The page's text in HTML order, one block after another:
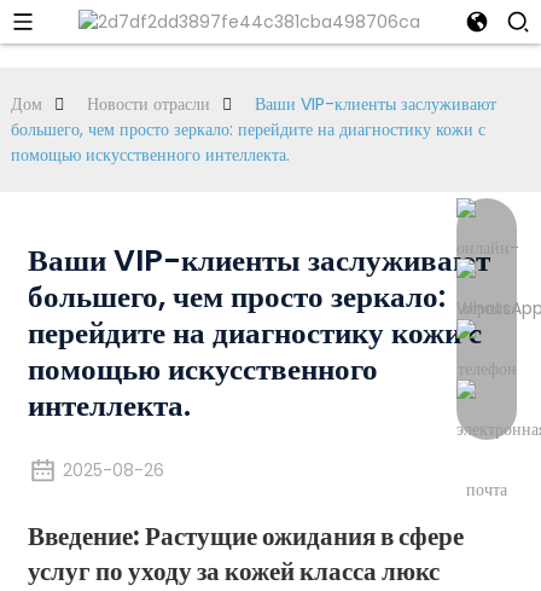
Дом Новости отрасли
Ваши VIP-клиенты заслуживают
большего, чем просто зеркало: перейдите на диагностику кожи с
помощью искусственного интеллекта.
Ваши VIP-клиенты заслуживают
большего, чем просто зеркало:
перейдите на диагностику кожи с
помощью искусственного
интеллекта.
2025-08-26
Введение: Растущие ожидания в сфере
услуг по уходу за кожей класса люкс